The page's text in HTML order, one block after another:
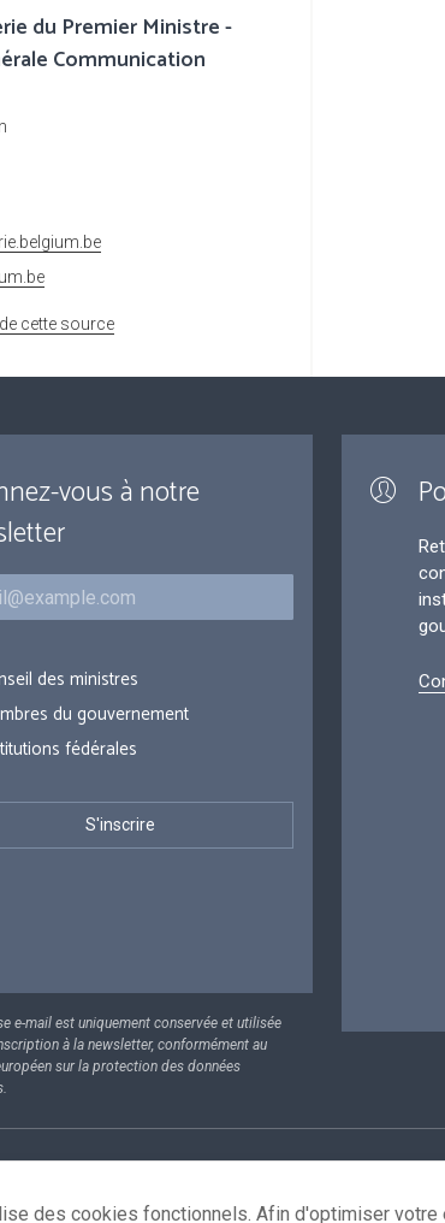
du Premier Ministre -
Communication
cette source
vous à notre
des ministres
du gouvernement
fédérales
e-mail est uniquement conservée et utilisée
à la newsletter, conformément au
sur la protection des données
des cookies fonctionnels. Afin d'optimiser